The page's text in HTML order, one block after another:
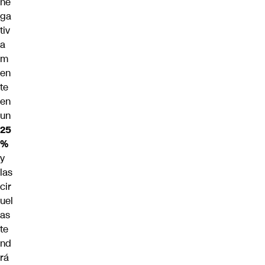
ga
tiv
a
m
en
te
en
un
25
%
y
las
cir
uel
as
te
nd
rá